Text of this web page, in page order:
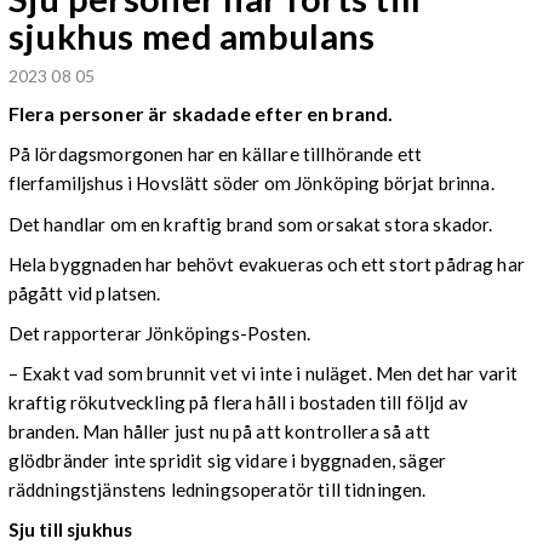
sjukhus med ambulans
2023 08 05
Flera personer är skadade efter en brand.
På lördagsmorgonen har en källare tillhörande ett
flerfamiljshus i Hovslätt söder om Jönköping börjat brinna.
Det handlar om en kraftig brand som orsakat stora skador.
Hela byggnaden har behövt evakueras och ett stort pådrag har
pågått vid platsen.
Det rapporterar Jönköpings-Posten.
– Exakt vad som brunnit vet vi inte i nuläget. Men det har varit
kraftig rökutveckling på flera håll i bostaden till följd av
branden. Man håller just nu på att kontrollera så att
glödbränder inte spridit sig vidare i byggnaden, säger
räddningstjänstens ledningsoperatör till tidningen.
Sju till sjukhus